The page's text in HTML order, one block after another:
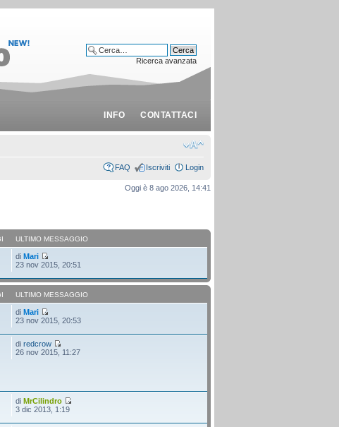
INFO CONTATTACI
Ricerca avanzata
FAQ Iscriviti Login
Oggi è 8 ago 2026, 14:41
ULTIMO MESSAGGIO
diMari
23 nov 2015, 20:51
ULTIMO MESSAGGIO
diMari
23 nov 2015, 20:53
diredcrow
26 nov 2015, 11:27
diMrCilindro
3 dic 2013, 1:19